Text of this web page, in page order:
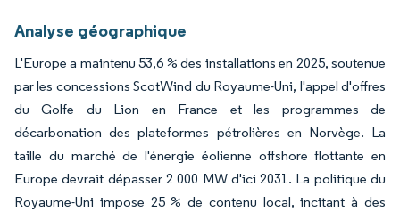
Analyse géographique
L'Europe a maintenu 53,6 % des installations en 2025, soutenue
par les concessions ScotWind du Royaume-Uni, l'appel d'offres
du Golfe du Lion en France et les programmes de
décarbonation des plateformes pétrolières en Norvège. La
taille du marché de l'énergie éolienne offshore flottante en
Europe devrait dépasser 2 000 MW d'ici 2031. La politique du
Royaume-Uni impose 25 % de contenu local, incitant à des